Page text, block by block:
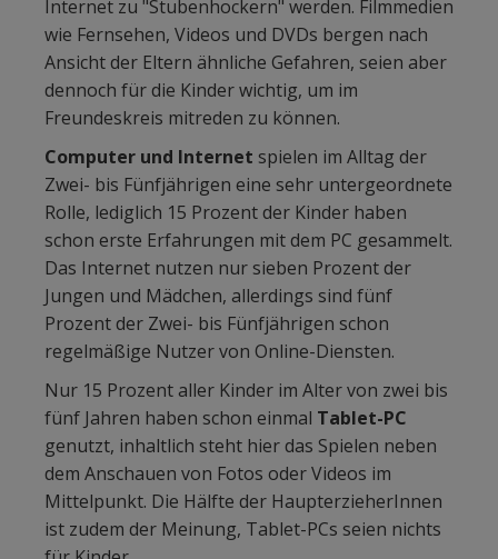
Internet zu "Stubenhockern" werden. Filmmedien
wie Fernsehen, Videos und DVDs bergen nach
Ansicht der Eltern ähnliche Gefahren, seien aber
dennoch für die Kinder wichtig, um im
Freundeskreis mitreden zu können.
Computer und Internet spielen im Alltag der
Zwei- bis Fünfjährigen eine sehr untergeordnete
Rolle, lediglich 15 Prozent der Kinder haben
schon erste Erfahrungen mit dem PC gesammelt.
Das Internet nutzen nur sieben Prozent der
Jungen und Mädchen, allerdings sind fünf
Prozent der Zwei- bis Fünfjährigen schon
regelmäßige Nutzer von Online-Diensten.
Nur 15 Prozent aller Kinder im Alter von zwei bis
fünf Jahren haben schon einmal Tablet-PC
genutzt, inhaltlich steht hier das Spielen neben
dem Anschauen von Fotos oder Videos im
Mittelpunkt. Die Hälfte der HaupterzieherInnen
ist zudem der Meinung, Tablet-PCs seien nichts